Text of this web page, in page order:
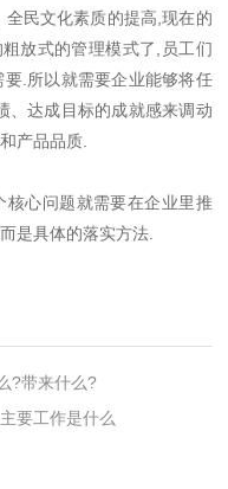
民文化素质的提高,现在的
放式的管理模式了,员工们
.所以就需要企业能够将任
、达成目标的成就感来调动
产品品质.
心问题就需要在企业里推
是具体的落实方法.
?带来什么?
要工作是什么